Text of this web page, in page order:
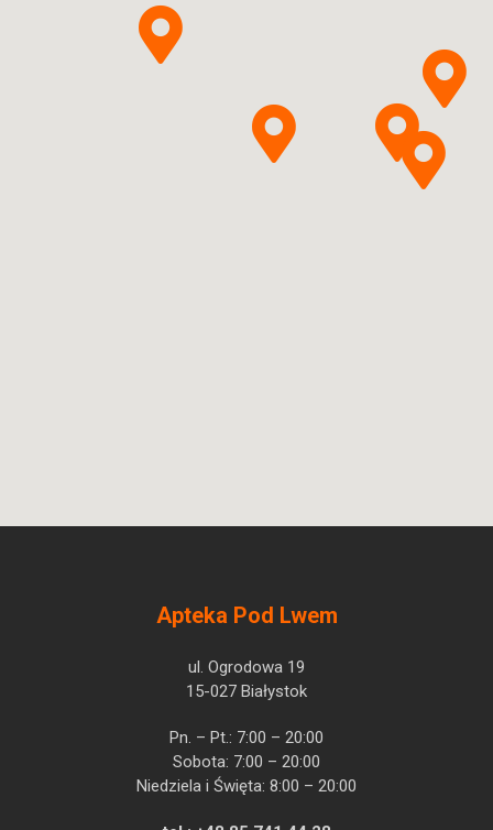
Apteka Pod Lwem
ul. Ogrodowa 19
15-027 Białystok
Pn. – Pt.: 7:00 – 20:00
Sobota: 7:00 – 20:00
Niedziela i Święta: 8:00 – 20:00